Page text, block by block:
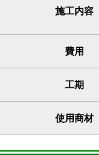
施工内容
費用
工期
使用商材